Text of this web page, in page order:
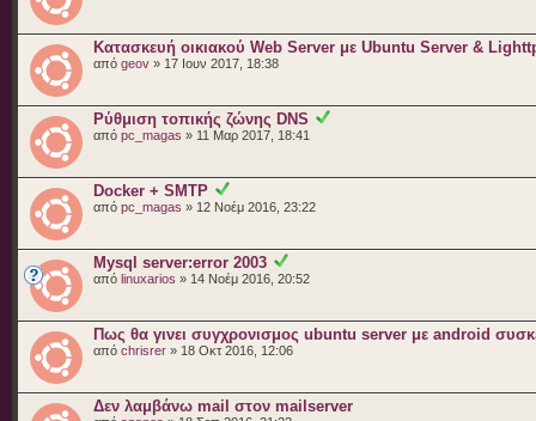
Κατασκευή οικιακού Web Server με Ubuntu Server &
από geov » 17 Ιουν 2017, 18:38
Ρύθμιση τοπικής ζώνης DNS
από pc_magas » 11 Μαρ 2017, 18:41
Docker + SMTP
από pc_magas » 12 Νοέμ 2016, 23:22
Mysql server:error 2003
από linuxarios » 14 Νοέμ 2016, 20:52
Πως θα γινει συγχρονισμος ubuntu server με android
από chrisrer » 18 Οκτ 2016, 12:06
Δεν λαμβάνω mail στον mailserver